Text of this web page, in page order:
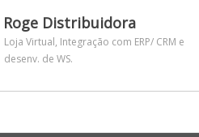
Roge Distribuidora
Loja Virtual, Integração com ERP/ CRM e
desenv. de WS.